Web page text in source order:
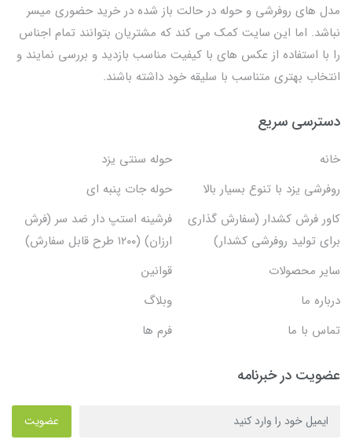
مدل های روفرشی و حوله در حالت باز شده در خرید حضوری میسر
نباشد. اما این سایت کمک می کند که مشتریان بتوانند تمام اجناس
را با استفاده از عکس های با کیفیت مناسب بازدید و بررسی نمایند و
انتخاب بهتری متناسب با سلیقه خود داشته باشند.
دسترسی سریع
خانه
حوله سنتی یزد
روفرشی یزد با تنوع بسیار بالا
حوله جات پنبه ای
کاور فرش کشدار (سفارش گذاری
برای تولید روفرشی کشدار)
فرشینه استپ دار ضد سر (فرش
ارزان) (۱۲۰۰ طرح قابل سفارش)
سایر محصولات
قوانین
درباره ما
وبلاگ
تماس با ما
فرم ها
عضویت در خبرنامه
عضویت